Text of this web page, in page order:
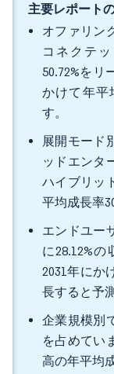
主要レポート
オファリン
コネクテ
50.72%をリ
かけて年平
す。
展開モード
ッドエンタ
ハイブリッ
平均成長率
エンドユー
に28.12%
2031年にか
長すると予
企業規模別
を占めてい
高の年平均